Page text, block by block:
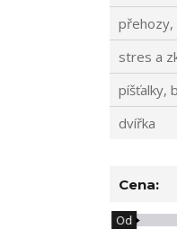
přehozy,
stres a
píšťalky,
dvířka
Cena:
Od